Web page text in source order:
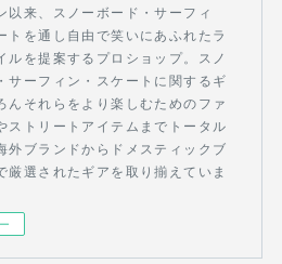
以来、スノーボード・サーフィ
トを通し自由で笑いにあふれたラ
ルを提案するプロショップ。スノ
サーフィン・スケートに関するギ
んそれらをより楽しむためのファ
ストリートアイテムまでトータル
外ブランドからドメスティックブ
厳選されたギアを取り揃えていま